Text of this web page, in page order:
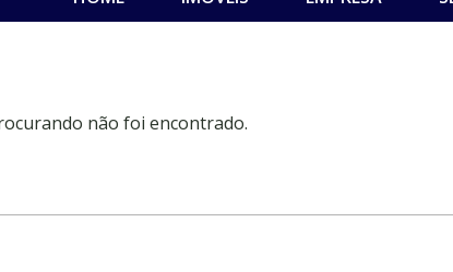
não foi encontrado.